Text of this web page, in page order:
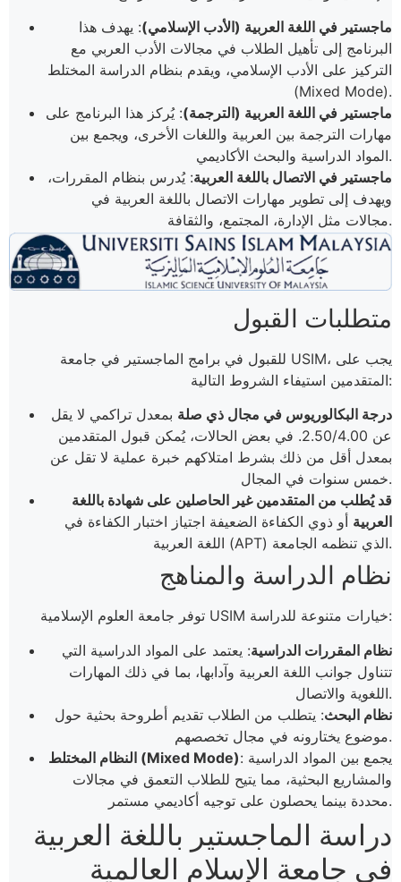
ماجستير في اللغة العربية (الأدب الإسلامي): يهدف هذا
البرنامج إلى تأهيل الطلاب في مجالات الأدب العربي مع
التركيز على الأدب الإسلامي، ويقدم بنظام الدراسة المختلط
(Mixed Mode).
ماجستير في اللغة العربية (الترجمة): يُركز هذا البرنامج على
مهارات الترجمة بين العربية واللغات الأخرى، ويجمع بين
المواد الدراسية والبحث الأكاديمي.
ماجستير في الاتصال باللغة العربية: يُدرس بنظام المقررات،
ويهدف إلى تطوير مهارات الاتصال باللغة العربية في
مجالات مثل الإدارة، المجتمع، والثقافة​.
متطلبات القبول
للقبول في برامج الماجستير في جامعة USIM، يجب على
المتقدمين استيفاء الشروط التالية:
درجة البكالوريوس في مجال ذي صلة بمعدل تراكمي لا يقل
عن 2.50/4.00. في بعض الحالات، يُمكن قبول المتقدمين
بمعدل أقل من ذلك بشرط امتلاكهم خبرة عملية لا تقل عن
خمس سنوات في المجال.
قد يُطلب من المتقدمين غير الحاصلين على شهادة باللغة
العربية أو ذوي الكفاءة الضعيفة اجتياز اختبار الكفاءة في
اللغة العربية (APT) الذي تنظمه الجامعة.
نظام الدراسة والمناهج
توفر جامعة العلوم الإسلامية USIM خيارات متنوعة للدراسة:
نظام المقررات الدراسية: يعتمد على المواد الدراسية التي
تتناول جوانب اللغة العربية وآدابها، بما في ذلك المهارات
اللغوية والاتصال.
نظام البحث: يتطلب من الطلاب تقديم أطروحة بحثية حول
موضوع يختارونه في مجال تخصصهم.
النظام المختلط (Mixed Mode): يجمع بين المواد الدراسية
والمشاريع البحثية، مما يتيح للطلاب التعمق في مجالات
محددة بينما يحصلون على توجيه أكاديمي مستمر​.
دراسة الماجستير باللغة العربية
في جامعة الإسلام العالمية